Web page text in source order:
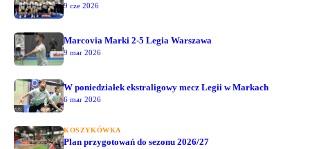
9 cze 2026
Marcovia Marki 2-5 Legia Warszawa
9 mar 2026
W poniedziałek ekstraligowy mecz Legii w Markach
6 mar 2026
KOSZYKÓWKA
Plan przygotowań do sezonu 2026/27